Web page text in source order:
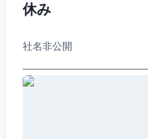
休み
社名非公開